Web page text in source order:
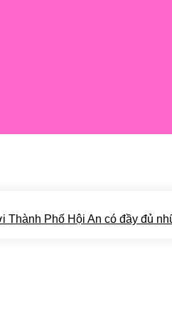
Thành Phố Hội An có đầy đủ